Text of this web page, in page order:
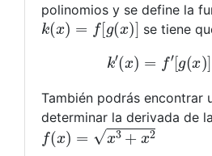
polinomios y se define la
k(x)=f[g(x) ] se tiene
k′(x f′[g(x)]⋅
También podrás encontrar
determinar la derivada de
f(x)=x3+x2